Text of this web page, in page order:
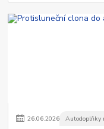
26.06.2026 Autodoplňky